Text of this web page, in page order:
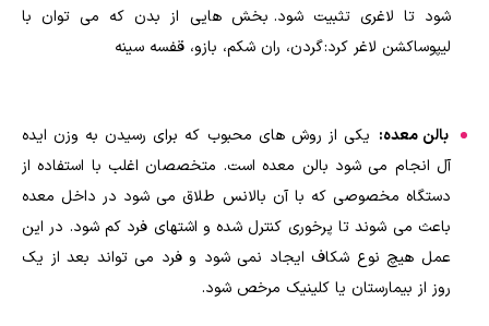
شود تا لاغری تثبیت شود. بخش هایی از بدن که می توان با
لیپوساکشن لاغر کرد: گردن، ران شکم، بازو، قفسه سینه
بالن معده: یکی از روش های محبوب که برای رسیدن به وزن ایده
آل انجام می شود بالن معده است. متخصصان اغلب با استفاده از
دستگاه مخصوصی که با آن بالانس طلاق می شود در داخل معده
باعث می شوند تا پرخوری کنترل شده و اشتهای فرد کم شود. در این
عمل هیچ نوع شکاف ایجاد نمی شود و فرد می تواند بعد از یک
روز از بیمارستان یا کلینیک مرخص شود.